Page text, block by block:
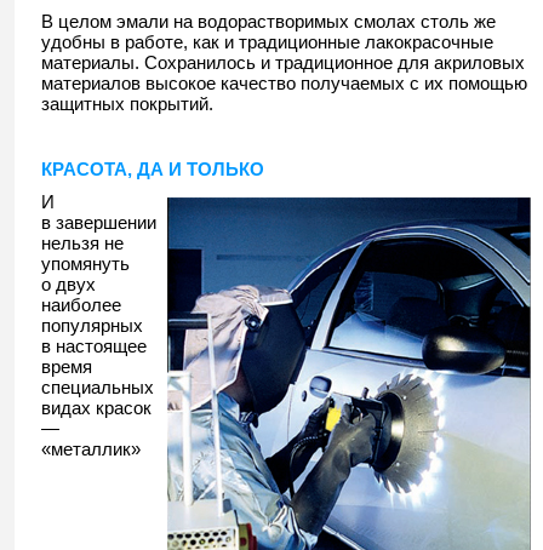
В целом эмали на водорастворимых смолах столь же
удобны в работе, как и традиционные лакокрасочные
материалы. Сохранилось и традиционное для акриловых
материалов высокое качество получаемых с их помощью
защитных покрытий.
КРАСОТА, ДА И ТОЛЬКО
И
в завершении
нельзя не
упомянуть
о двух
наиболее
популярных
в настоящее
время
специальных
видах красок
—
«металлик»